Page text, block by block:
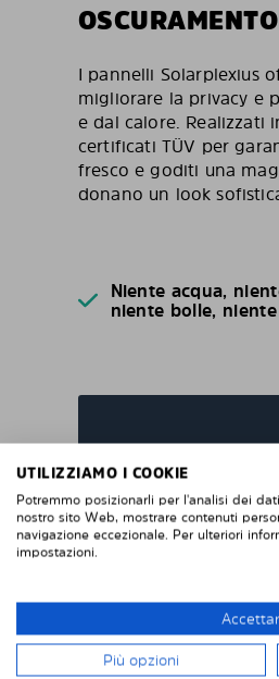
I pannelli Solarplexius
migliorare la privacy e
e dal calore. Realizzati
certificati TÜV per
fresco e goditi una
donano un look
Niente acqua,
niente bolle,
DOMANDE
Quando ordini da
prodotti
devi tagliare o
consegnati
oscurati
UTILIZZIAMO I COOKIE
Potremmo posizionarli per l'analisi dei
nostro sito Web, mostrare contenuti
navigazione eccezionale. Per ulteriori
impostazioni.
Più opzioni